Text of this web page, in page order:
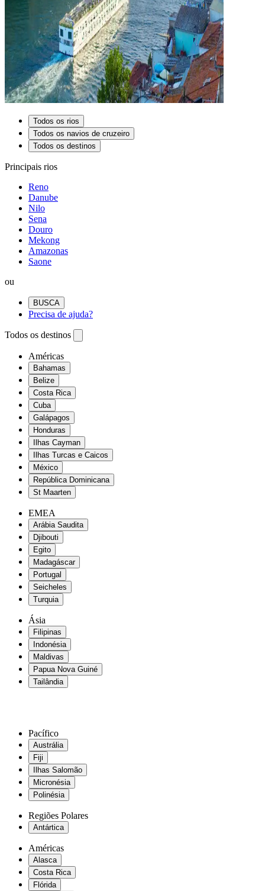
Todos os rios
Todos os navios de cruzeiro
Todos os destinos
Principais rios
Reno
Danube
Nilo
Sena
Douro
Mekong
Amazonas
Saone
ou
BUSCA
Precisa de ajuda?
Todos os destinos
Américas
Bahamas
Belize
Costa Rica
Cuba
Galápagos
Honduras
Ilhas Cayman
Ilhas Turcas e Caicos
México
República Dominicana
St Maarten
EMEA
Arábia Saudita
Djibouti
Egito
Madagáscar
Portugal
Seicheles
Turquia
Ásia
Filipinas
Indonésia
Maldivas
Papua Nova Guiné
Tailândia
Pacífico
Austrália
Fiji
Ilhas Salomão
Micronésia
Polinésia
Regiões Polares
Antártica
Américas
Alasca
Costa Rica
Flórida